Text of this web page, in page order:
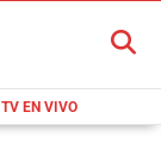
TV EN VIVO
BUSCAR